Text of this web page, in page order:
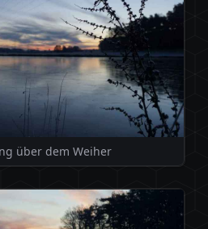
über dem Weiher